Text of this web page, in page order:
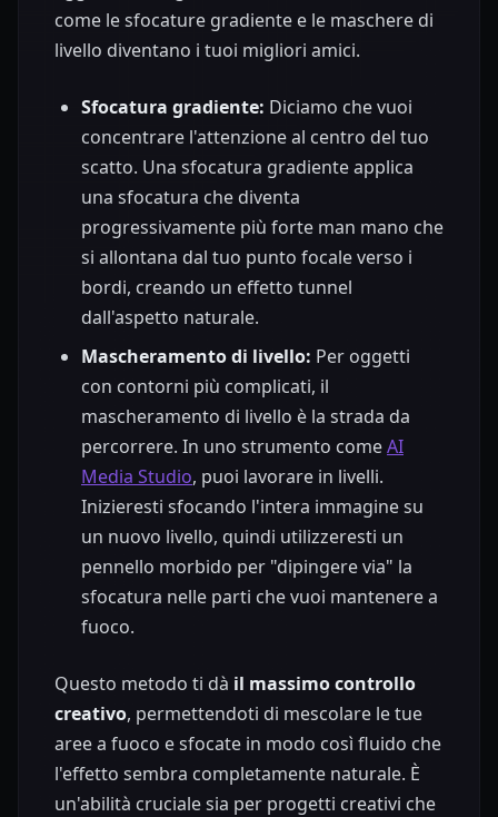
come le sfocature gradiente e le maschere di
livello diventano i tuoi migliori amici.
Sfocatura gradiente: Diciamo che vuoi
concentrare l'attenzione al centro del tuo
scatto. Una sfocatura gradiente applica
una sfocatura che diventa
progressivamente più forte man mano che
si allontana dal tuo punto focale verso i
bordi, creando un effetto tunnel
dall'aspetto naturale.
Mascheramento di livello: Per oggetti
con contorni più complicati, il
mascheramento di livello è la strada da
percorrere. In uno strumento comeAI
Media Studio, puoi lavorare in livelli.
Inizieresti sfocando l'intera immagine su
un nuovo livello, quindi utilizzeresti un
pennello morbido per "dipingere via" la
sfocatura nelle parti che vuoi mantenere a
fuoco.
Questo metodo ti dà il massimo controllo
creativo, permettendoti di mescolare le tue
aree a fuoco e sfocate in modo così fluido che
l'effetto sembra completamente naturale. È
un'abilità cruciale sia per progetti creativi che